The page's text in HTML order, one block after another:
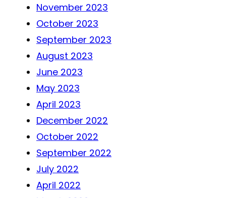
November 2023
October 2023
September 2023
August 2023
June 2023
May 2023
April 2023
December 2022
October 2022
September 2022
July 2022
April 2022